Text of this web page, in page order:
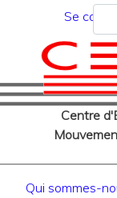
Se
Centre
Qui sommes-